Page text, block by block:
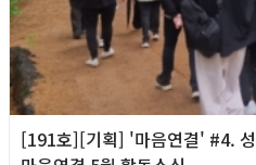
[191호][기획] '마음연결' #4. 성